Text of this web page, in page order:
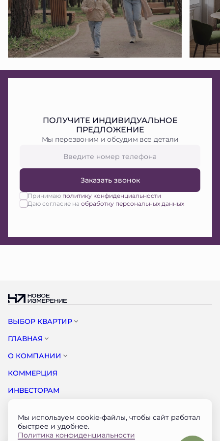
ПОЛУЧИТЕ ИНДИВИДУАЛЬНОЕ
ПРЕДЛОЖЕНИЕ
Мы перезвоним и обсудим все детали
Заказать звонок
Принимаю политику конфиденциальности
Даю согласие на обработку персональных данных
ВЫБОР КВАРТИР
ГЛАВНАЯ
О КОМПАНИИ
КОММЕРЦИЯ
ИНВЕСТОРАМ
КОНТАКТЫ
Мы используем cookie-файлы, чтобы сайт работал
быстрее и удобнее.
Политика конфиденциальности